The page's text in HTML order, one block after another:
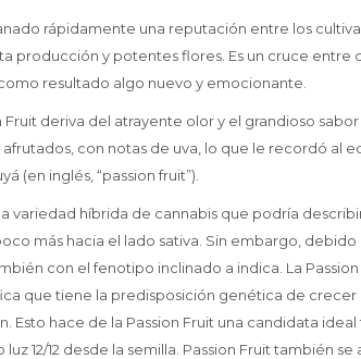
rápidamente una reputación entre los
producción y potentes flores. Es un cruce entre
resultado algo nuevo y emocionante.
Fruit deriva del atrayente olor y el grandioso
afrutados, con notas de uva, lo que le recordó al
(en inglés, “passion fruit”).
variedad híbrida de cannabis que podría
más hacia el lado sativa. Sin embargo,
con el fenotipo inclinado a indica. La
que tiene la predisposición genética de
Esto hace de la Passion Fruit una candidata
luz 12/12 desde la semilla. Passion Fruit también